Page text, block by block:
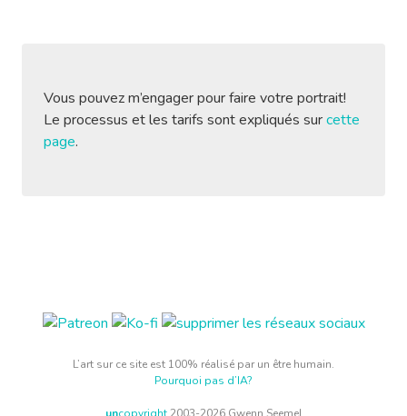
Vous pouvez m’engager pour faire votre portrait!
Le processus et les tarifs sont expliqués surcette
page.
L’art sur ce site est 100% réalisé par un être humain.
Pourquoi pas d’IA?